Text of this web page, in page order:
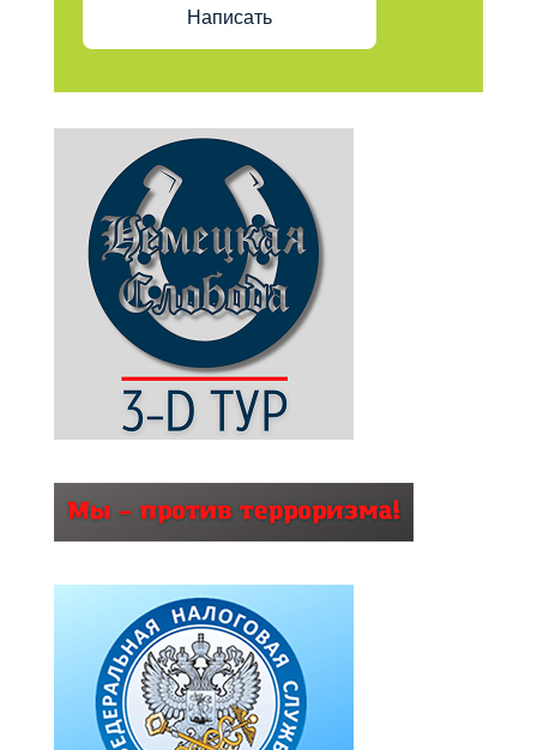
Написать